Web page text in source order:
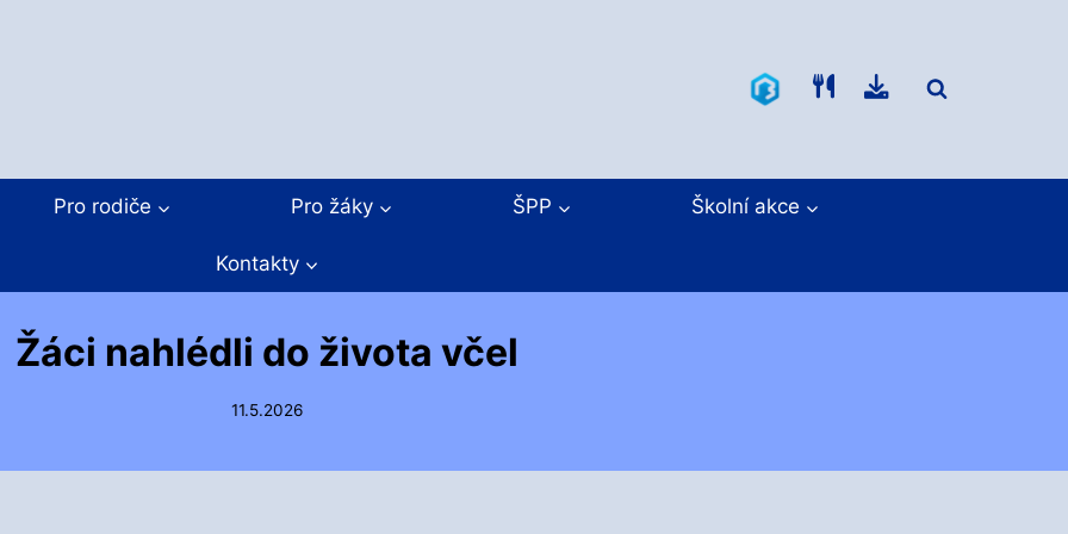
BakalářiJídelníček
Ke
Pro rodiče Pro žáky ŠPP Školní akce
Kontakty
Žáci nahlédli do života včel
11.5.2026